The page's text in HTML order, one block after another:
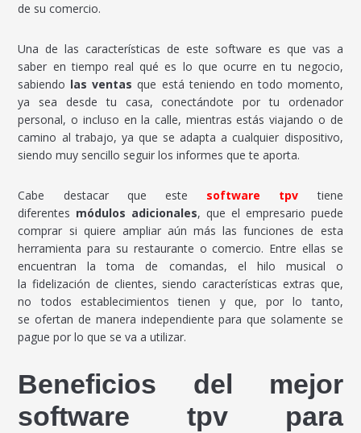
de su comercio.
Una de las características de este software es que vas a
saber en tiempo real qué es lo que ocurre en tu negocio,
sabiendo las ventas que está teniendo en todo momento,
ya sea desde tu casa, conectándote por tu ordenador
personal, o incluso en la calle, mientras estás viajando o de
camino al trabajo, ya que se adapta a cualquier dispositivo,
siendo muy sencillo seguir los informes que te aporta.
Cabe destacar que este software tpv tiene
diferentes módulos adicionales, que el empresario puede
comprar si quiere ampliar aún más las funciones de esta
herramienta para su restaurante o comercio. Entre ellas se
encuentran la toma de comandas, el hilo musical o
la fidelización de clientes, siendo características extras que,
no todos establecimientos tienen y que, por lo tanto,
se ofertan de manera independiente para que solamente se
pague por lo que se va a utilizar.
Beneficios del mejor
software tpv para